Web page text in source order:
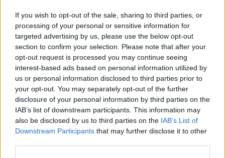
If you wish to opt-out of the sale, sharing to third parties, or
processing of your personal or sensitive information for
targeted advertising by us, please use the below opt-out
section to confirm your selection. Please note that after your
opt-out request is processed you may continue seeing
interest-based ads based on personal information utilized by
us or personal information disclosed to third parties prior to
your opt-out. You may separately opt-out of the further
disclosure of your personal information by third parties on the
IAB’s list of downstream participants. This information may
also be disclosed by us to third parties on the IAB’s List of
Downstream Participants that may further disclose it to other
насилство.
СДС и Оливер Спасовски повторно се
обидуваат да направат саботажа на се што е
добро и е од интерес за граѓаните. Целта на
,,Безбеден град“ е да се зголеми безбедноста
на граѓаните во сообраќајот. Секој оној кој се
залага за безбедност и ред во сообраќајот го
поддржува овој проект, порача Петрушевски.
© Vecer.mk, правата за текстот се на редакцијата
СЕДУМ НОВИ СЛУЧАИ на